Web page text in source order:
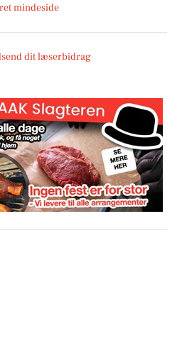
mindeside
dit læserbidrag